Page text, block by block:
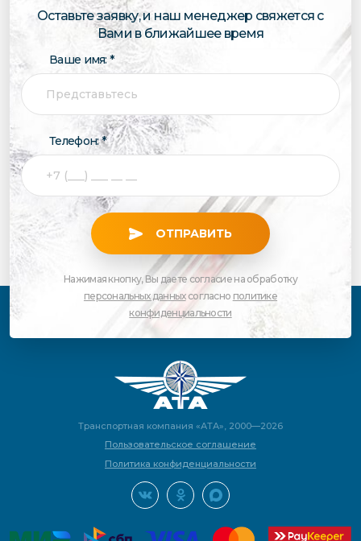
Оставьте заявку, и наш менеджер свяжется с
Вами в ближайшее время
Ваше имя: *
Телефон: *
ОТПРАВИТЬ
Нажимая кнопку, Вы даете согласие на обработку
персональных данныхсогласно политике
конфиденциальности
Транспортная компания «АТА», 2000—2026
Пользовательское соглашение
Политика конфиденциальности